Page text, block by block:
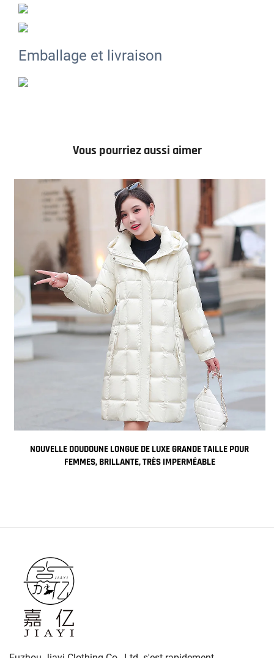
Emballage et livraison
Vous pourriez aussi aimer
NOUVELLE DOUDOUNE LONGUE DE LUXE GRANDE TAILLE POUR
FEMMES, BRILLANTE, TRÈS IMPERMÉABLE